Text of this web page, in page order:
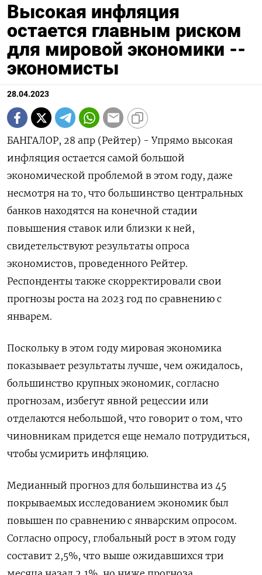
Высокая инфляция
остается главным риском
для мировой экономики --
экономисты
28.04.2023
БАНГАЛОР, 28 апр (Рейтер) - Упрямо высокая
инфляция остается самой большой
экономической проблемой в этом году, даже
несмотря на то, что большинство центральных
банков находятся на конечной стадии
повышения ставок или близки к ней,
свидетельствуют результаты опроса
экономистов, проведенного Рейтер.
Респонденты также скорректировали свои
прогнозы роста на 2023 год по сравнению с
январем.
Поскольку в этом году мировая экономика
показывает результаты лучше, чем ожидалось,
большинство крупных экономик, согласно
прогнозам, избегут явной рецессии или
отделаются небольшой, что говорит о том, что
чиновникам придется еще немало потрудиться,
чтобы усмирить инфляцию.
Медианный прогноз для большинства из 45
покрываемых исследованием экономик был
повышен по сравнению с январским опросом.
Согласно опросу, глобальный рост в этом году
составит 2,5%, что выше ожидавшихся три